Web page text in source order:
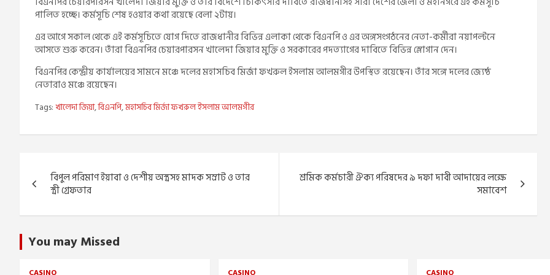
পালিত হচ্ছে। কর্মসূচি শেষ হওয়ার কথা রয়েছে বেলা ২টায়।
এর আগে সকাল থেকে এই কর্মসূচিতে যোগ দিতে রাজধানীর বিভিন্ন এলাকা থেকে বিএনপি ও এর অঙ্গসংগঠনের নেতা-কর্মীরা নয়াপল্টনে
আসতে শুরু করেন। তাঁরা বিএনপির চেয়ারপারসন খালেদা জিয়ার মুক্তি ও সরকারের পদত্যাগের দাবিতে বিভিন্ন স্লোগান দেন।
বিএনপির কেন্দ্রীয় কার্যালয়ের সামনে মঞ্চে দলের মহাসচিব মির্জা ফখরুল ইসলাম আলমগীর উপস্থিত রয়েছেন। তাঁর সঙ্গে দলের জ্যেষ্ঠ
নেতারাও মঞ্চে রয়েছেন।
Tags: খালেদা জিয়া,বিএনপি,মহাসচিব মির্জা ফখরুল ইসলাম আলমগীর
Post
navigation
বিপুল পরিমাণ ইয়াবা ও দেশীয় অস্ত্রসহ মাদক সম্রাট ও তার
স্ত্রী গ্রেফতার
শ্রমিক কর্মচারী ঐক্য পরিষদের ৯ দফা দাবী আদায়ের লক্ষে
সমাবেশ
You may Missed